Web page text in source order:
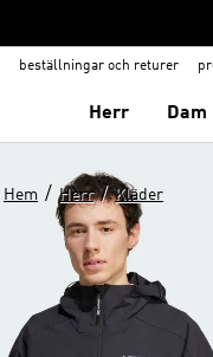
beställningar och returer
Herr Dam
Hem / Herr / Kläder